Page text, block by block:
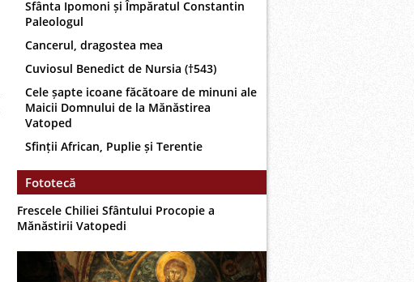
Sfânta Ipomoni și Împăratul Constantin
Paleologul
Cancerul, dragostea mea
Cuviosul Benedict de Nursia (†543)
Cele șapte icoane făcătoare de minuni ale
Maicii Domnului de la Mănăstirea
Vatoped
Sfinții African, Puplie și Terentie
Fototecă
Frescele Chiliei Sfântului Procopie a
Mănăstirii Vatopedi